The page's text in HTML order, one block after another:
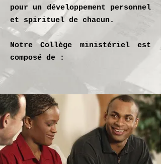
pour un développement personnel
et spirituel de chacun.
Notre Collège ministériel est
composé de :